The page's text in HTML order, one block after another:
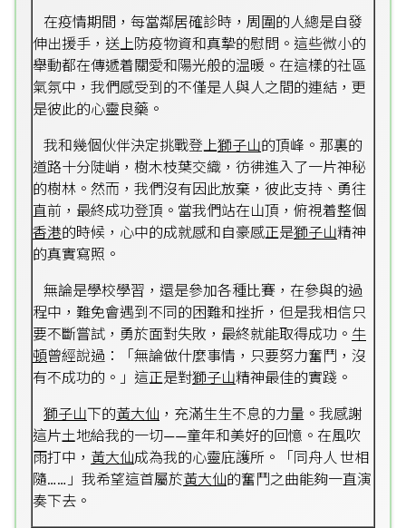
在疫情期間，每當鄰居確診時，周圍的人總是自發
伸出援手，送上防疫物資和真摯的慰問。這些微小的
舉動都在傳遞着關愛和陽光般的温暖。在這樣的社區
氣氛中，我們感受到的不僅是人與人之間的連結，更
是彼此的心靈良藥。
我和幾個伙伴決定挑戰登上獅子山的頂峰。那裏的
道路十分陡峭，樹木枝葉交織，彷彿進入了一片神秘
的樹林。然而，我們沒有因此放棄，彼此支持、勇往
直前，最終成功登頂。當我們站在山頂，俯視着整個
香港的時候，心中的成就感和自豪感正是獅子山精神
的真實寫照。
無論是學校學習，還是參加各種比賽，在參與的過
程中，難免會遇到不同的困難和挫折，但是我相信只
要不斷嘗試，勇於面對失敗，最終就能取得成功。 牛
頓曾經說過：「無論做什麼事情，只要努力奮鬥，沒
有不成功的。」這正是對獅子山精神最佳的實踐。
獅子山下的黃大仙 ，充滿生生不息的力量。我感謝
這片土地給我的一切——童年和美好的回憶。在風吹
雨打中， 黃大仙成為我的心靈庇護所。「同舟人 世相
隨……」我希望這首屬於黃大仙的奮鬥之曲能夠一直演
奏下去。